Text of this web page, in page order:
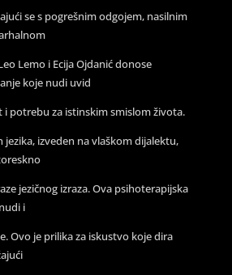
se s pogrešnim odgojem, nasilnim
Lemo i Ecija Ojdanić donose
koje nudi uvid
i potrebu za istinskim smislom života.
izveden na vlaškom dijalektu,
jezičnog izraza. Ova psihoterapijska
i
Ovo je prilika za iskustvo koje dira